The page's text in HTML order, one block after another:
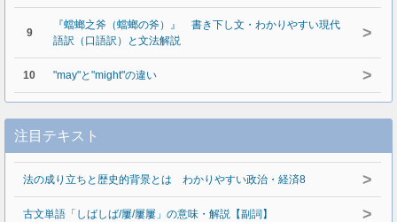
9
『蟷螂之斧（蟷螂の斧）』 書き下し文・わかりやすい現代
語訳（口語訳）と文法解説
>
10 "may"と"might"の違い >
注目テキスト
法の成り立ちと歴史的背景とは わかりやすい政治・経済8 >
古文単語「しばしば/屢/屢屢」の意味・解説【副詞】 >